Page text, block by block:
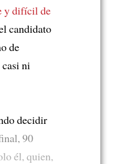
y difícil de
candidato
de
ni
decidir
90
él, quien,